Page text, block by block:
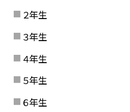
２年生
３年生
４年生
５年生
６年生